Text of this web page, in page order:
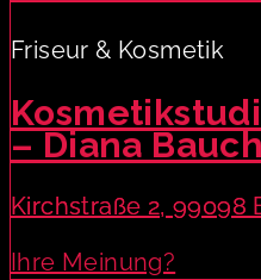
Friseur & Kosmetik
– Diana
Kirchstraße 2, 99098
Ihre Meinung?